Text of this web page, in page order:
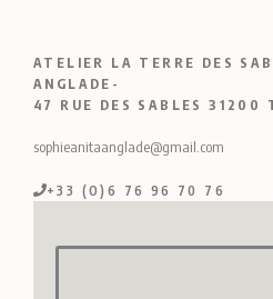
ATELIER LA TERRE DES
ANGLADE-
47 RUE DES SABLES 31200
sophieanitaanglade@gmail.com
+33 (O)6 76 96 70 76